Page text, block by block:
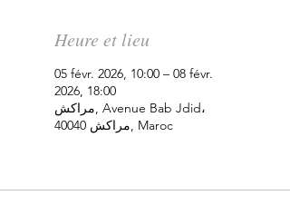
Heure et lieu
05 févr. 2026, 10:00 – 08 févr.
2026, 18:00
مراكش, Avenue Bab Jdid،
مراكش 40040, Maroc